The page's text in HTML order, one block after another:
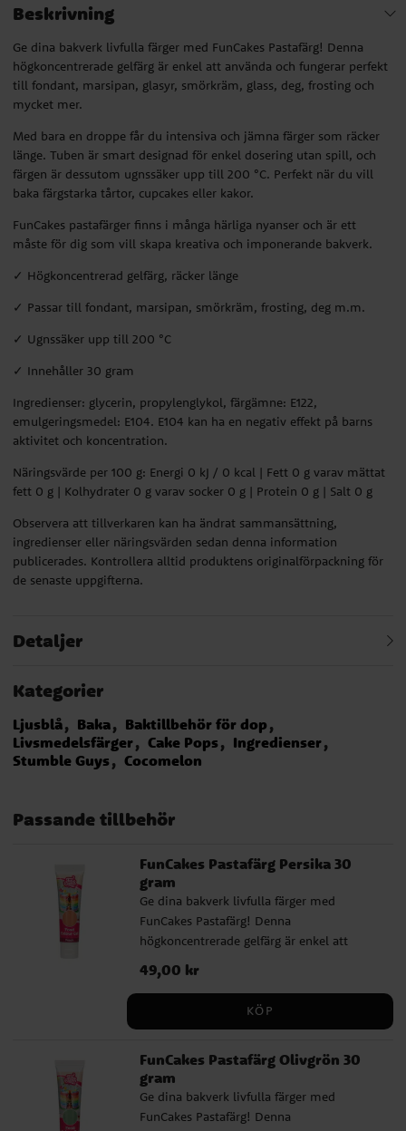
Beskrivning
Ge dina bakverk livfulla färger med FunCakes Pastafärg! Denna
högkoncentrerade gelfärg är enkel att använda och fungerar perfekt
till fondant, marsipan, glasyr, smörkräm, glass, deg, frosting och
mycket mer.
Med bara en droppe får du intensiva och jämna färger som räcker
länge. Tuben är smart designad för enkel dosering utan spill, och
färgen är dessutom ugnssäker upp till 200 °C. Perfekt när du vill
baka färgstarka tårtor, cupcakes eller kakor.
FunCakes pastafärger finns i många härliga nyanser och är ett
måste för dig som vill skapa kreativa och imponerande bakverk.
✓ Högkoncentrerad gelfärg, räcker länge
✓ Passar till fondant, marsipan, smörkräm, frosting, deg m.m.
✓ Ugnssäker upp till 200 °C
✓ Innehåller 30 gram
Ingredienser: glycerin, propylenglykol, färgämne: E122,
emulgeringsmedel: E104. E104 kan ha en negativ effekt på barns
aktivitet och koncentration.
Näringsvärde per 100 g: Energi 0 kJ / 0 kcal | Fett 0 g varav mättat
fett 0 g | Kolhydrater 0 g varav socker 0 g | Protein 0 g | Salt 0 g
Observera att tillverkaren kan ha ändrat sammansättning,
ingredienser eller näringsvärden sedan denna information
publicerades. Kontrollera alltid produktens originalförpackning för
de senaste uppgifterna.
Detaljer
Kategorier
Ljusblå Baka
Baktillbehör för dop
Livsmedelsfärger
Cake Pops
Ingredienser
Stumble Guys
Cocomelon
Passande tillbehör
FunCakes Pastafärg Persika 30
gram
Ge dina bakverk livfulla färger med
FunCakes Pastafärg! Denna
högkoncentrerade gelfärg är enkel att
använda och fungerar perfekt till fondant,
marsipan, glasyr, smörkräm, glass, deg,
frosting och mycket mer. Med bara en
droppe får du intensiva och jämna färger
för enkel dosering utan spill, och färgen är
dessutom ugnssäker upp till 200 °C.
Perfekt när du vill baka färgstarka tårtor,
cupcakes eller kakor. FunCakes pastafärger
Pris :49,00 kr
49,00 kr
KÖP
FunCakes Pastafärg Olivgrön 30
gram
Ge dina bakverk livfulla färger med
FunCakes Pastafärg! Denna